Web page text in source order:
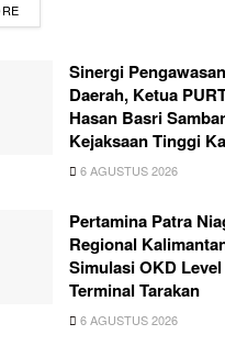
Sinergi
Daerah, Ketua
Hasan Basri
Kejaksaan Tinggi
6 AGUSTUS 2026
Pertamina Patra
Regional
Simulasi OKD
Terminal Tarakan
6 AGUSTUS 2026